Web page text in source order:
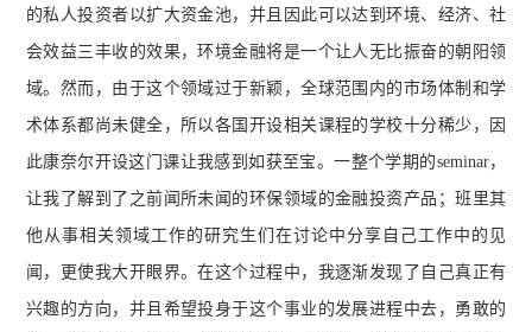
的私人投资者以扩大资金池，并且因此可以达到环境、经济、社
会效益三丰收的效果，环境金融将是一个让人无比振奋的朝阳领
域。然而，由于这个领域过于新颖，全球范围内的市场体制和学
术体系都尚未健全，所以各国开设相关课程的学校十分稀少，因
此康奈尔开设这门课让我感到如获至宝。一整个学期的seminar，
让我了解到了之前闻所未闻的环保领域的金融投资产品；班里其
他从事相关领域工作的研究生们在讨论中分享自己工作中的见
闻，更使我大开眼界。在这个过程中，我逐渐发现了自己真正有
兴趣的方向，并且希望投身于这个事业的发展进程中去，勇敢的